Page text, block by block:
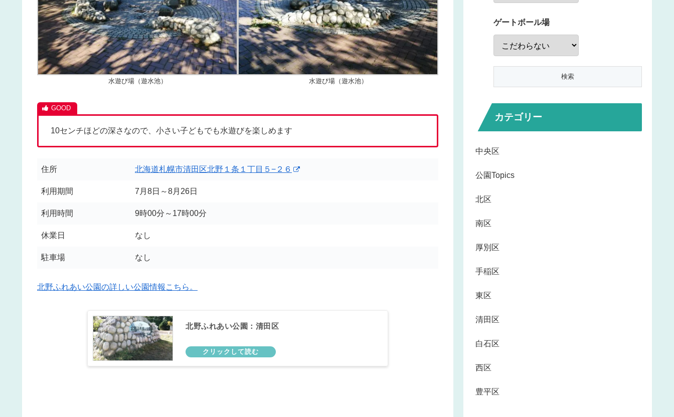
水遊び場（遊水池） 水遊び場（遊水池）
10センチほどの深さなので、小さい子どもでも水遊びを楽しめます
住所 北海道札幌市清田区北野１条１丁目５−２６
利用期間 7月8日～8月26日
利用時間 9時00分～17時00分
休業日 なし
駐車場 なし
北野ふれあい公園の詳しい公園情報こちら。
北野ふれあい公園：清田区
ゲートボール場
カテゴリー
中央区
公園Topics
北区
南区
厚別区
手稲区
東区
清田区
白石区
西区
豊平区